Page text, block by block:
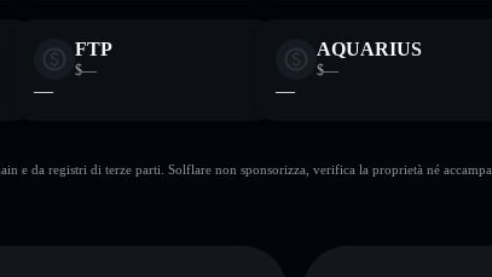
FTP
$—
—
AQUARIUS
$—
—
e da registri di terze parti. Solflare non sponsorizza, verifica la proprietà né accampa